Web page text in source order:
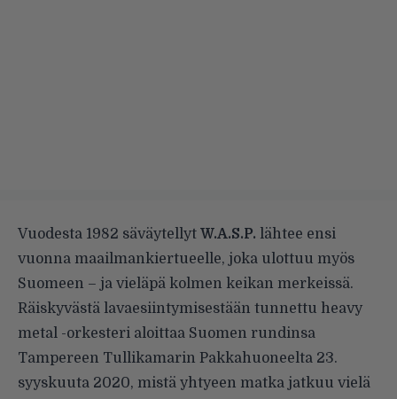
Vuodesta 1982 säväytellyt W.A.S.P. lähtee ensi
vuonna maailmankiertueelle, joka ulottuu myös
Suomeen – ja vieläpä kolmen keikan merkeissä.
Räiskyvästä lavaesiintymisestään tunnettu heavy
metal -orkesteri aloittaa Suomen rundinsa
Tampereen Tullikamarin Pakkahuoneelta 23.
syyskuuta 2020, mistä yhtyeen matka jatkuu vielä